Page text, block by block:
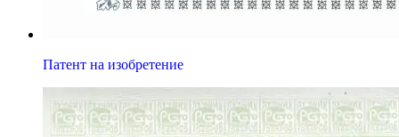
Патент на изобретение